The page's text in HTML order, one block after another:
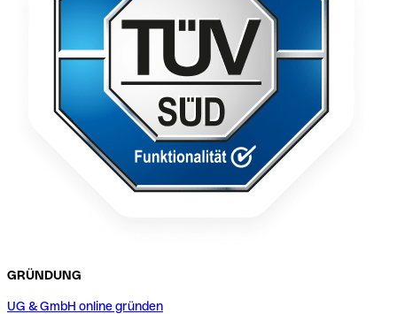
GRÜNDUNG
UG & GmbH online gründen